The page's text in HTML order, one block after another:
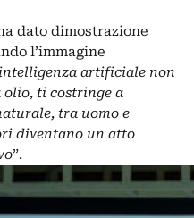
dato dimostrazione
l’immagine
artificiale non
olio, ti costringe a
tra uomo e
diventano un atto
”.